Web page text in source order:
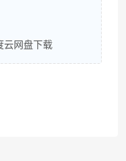
云网盘下载